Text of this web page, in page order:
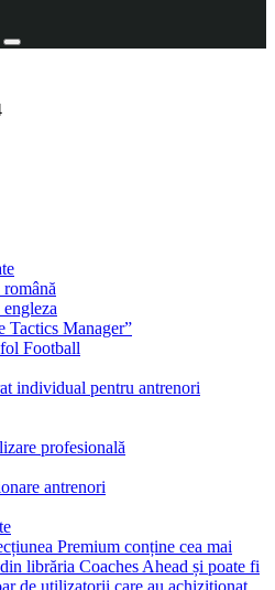
Tactics Manager”
Football
individual pentru antrenori
profesională
antrenori
Premium conține cea mai
librăria Coaches Ahead și poate fi
de utilizatorii care au achiziționat